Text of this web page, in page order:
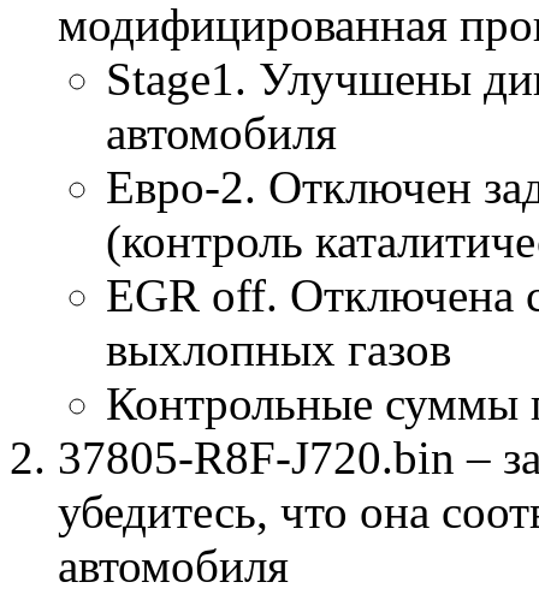
модифицированная
Stage1. Улучшены
автомобиля
Евро-2. Отключен
(контроль
EGR off. Отключена
выхлопных газов
Контрольные суммы
37805-R8F-J720.bin –
убедитесь, что она
автомобиля